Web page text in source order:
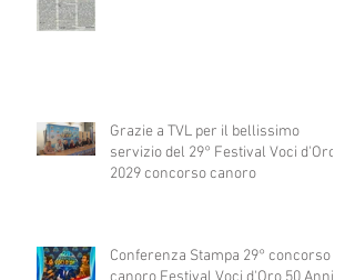
Grazie a TVL per il bellissimo
servizio del 29° Festival Voci d'Oro
2029 concorso canoro
Conferenza Stampa 29° concorso